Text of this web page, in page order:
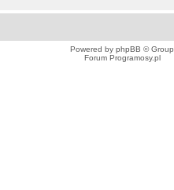
Powered by phpBB © Group
Forum Programosy.pl